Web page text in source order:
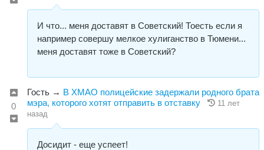
И что... меня доставят в Советский! Тоесть если я
например совершу мелкое хулиганство в Тюмени...
меня доставят тоже в Советский?
0
Гость → В ХМАО полицейские задержали родного брата
мэра, которого хотят отправить в отставку
11 лет
назад
Досидит - еще успеет!